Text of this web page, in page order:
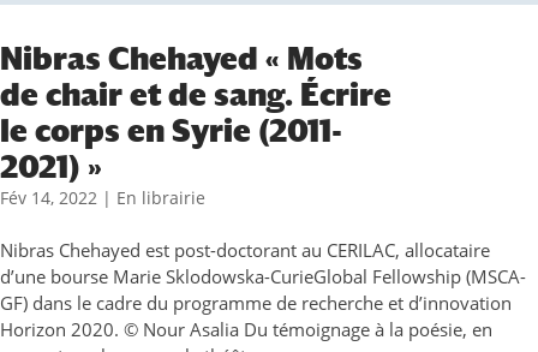
Nibras Chehayed « Mots
de chair et de sang. Écrire
le corps en Syrie (2011-
2021) »
Fév 14, 2022 | En librairie
Nibras Chehayed est post-doctorant au CERILAC, allocataire
d’une bourse Marie Sklodowska-CurieGlobal Fellowship (MSCA-
GF) dans le cadre du programme de recherche et d’innovation
Horizon 2020. © Nour Asalia Du témoignage à la poésie, en